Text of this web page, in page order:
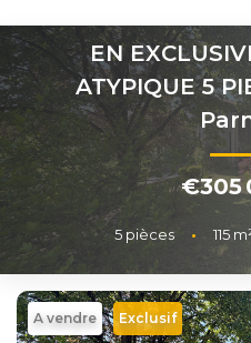
EN
ATYPIQUE 5
€305
5pièces • 115
A vendre Exclusif